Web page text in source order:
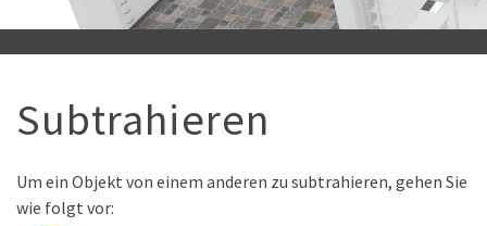
Subtrahieren
Um ein Objekt von einem anderen zu subtrahieren, gehen Sie
wie folgt vor: